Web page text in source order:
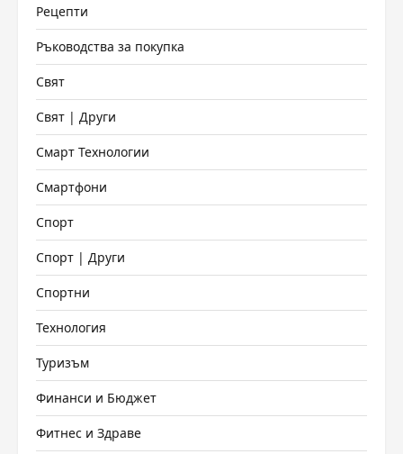
Рецепти
Ръководства за покупка
Свят
Свят | Други
Смарт Технологии
Смартфони
Спорт
Спорт | Други
Спортни
Технология
Туризъм
Финанси и Бюджет
Фитнес и Здраве